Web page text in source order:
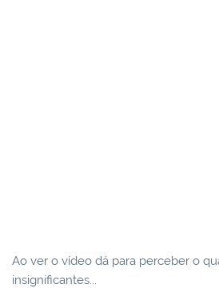
Ao ver o vídeo dá para perceber o
insignificantes...